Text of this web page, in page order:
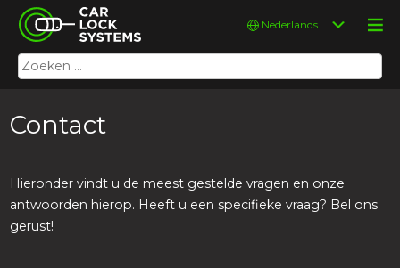
Skip
content
Car Lock Systems
Car Lock Systems
Zoeken
naar:
Kies
taal
Contact
Hieronder vindt u de meest gestelde vragen en onze
antwoorden hierop. Heeft u een specifieke vraag? Bel ons
gerust!